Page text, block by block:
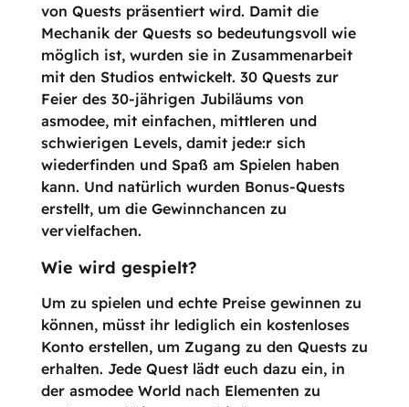
von Quests präsentiert wird. Damit die
Mechanik der Quests so bedeutungsvoll wie
möglich ist, wurden sie in Zusammenarbeit
mit den Studios entwickelt. 30 Quests zur
Feier des 30-jährigen Jubiläums von
asmodee, mit einfachen, mittleren und
schwierigen Levels, damit jede:r sich
wiederfinden und Spaß am Spielen haben
kann. Und natürlich wurden Bonus-Quests
erstellt, um die Gewinnchancen zu
vervielfachen.
Wie wird gespielt?
Um zu spielen und echte Preise gewinnen zu
können, müsst ihr lediglich ein kostenloses
Konto erstellen, um Zugang zu den Quests zu
erhalten. Jede Quest lädt euch dazu ein, in
der asmodee World nach Elementen zu